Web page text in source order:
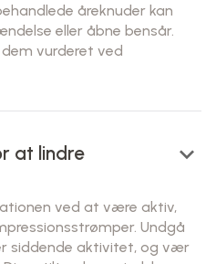
åreknuder kan
eller åbne bensår.
vurderet ved
at lindre
keyboard_arrow_down
ved at være aktiv,
Undgå
siddende aktivitet, og vær